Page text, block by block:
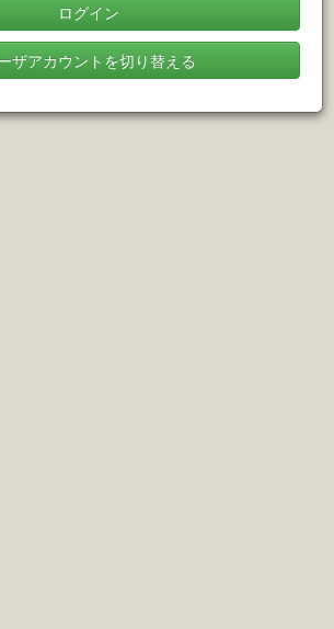
ログイン
ザアカウントを切り替える